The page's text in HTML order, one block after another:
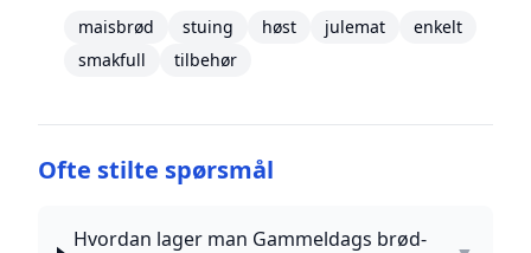
maisbrød stuing høst julemat
enkelt
smakfull
tilbehør
Ofte stilte spørsmål
Hvordan lager man Gammeldags brød-